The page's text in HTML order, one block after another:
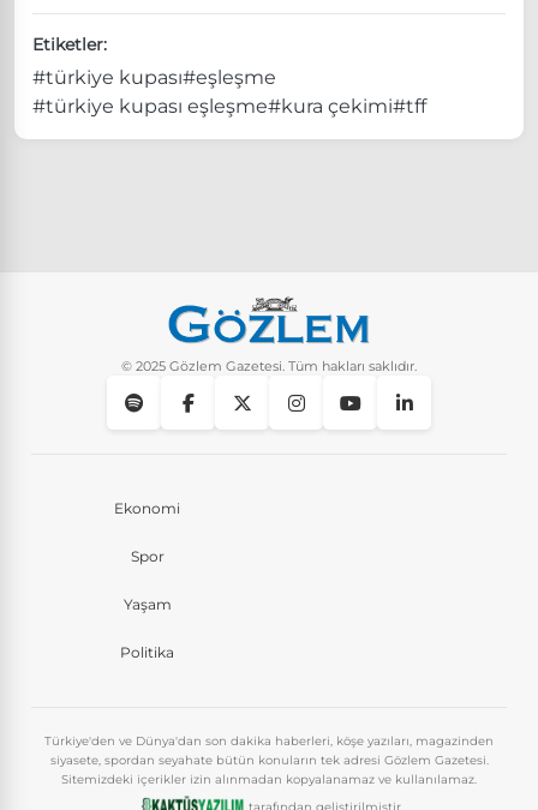
Etiketler:
#türkiye kupası#eşleşme
#türkiye kupası eşleşme#kura çekimi#tff
© 2025 Gözlem Gazetesi. Tüm hakları saklıdır.
Ekonomi
Spor
Yaşam
Politika
Türkiye'den ve Dünya'dan son dakika haberleri, köşe yazıları, magazinden
siyasete, spordan seyahate bütün konuların tek adresi Gözlem Gazetesi.
Sitemizdeki içerikler izin alınmadan kopyalanamaz ve kullanılamaz.
tarafından geliştirilmiştir.